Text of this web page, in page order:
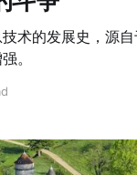
术的发展史，源
。